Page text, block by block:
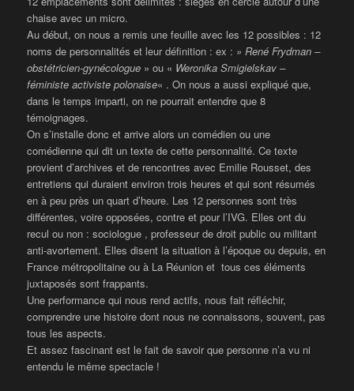
chaise avec un micro.
Au début, on nous a remis une feuille avec les 12 possibles : 12
noms de personnalités et leur définition : ex : » René Frydman –
obstétricien-gynécologue » ou « Weronika Smigielskav –
féministe activiste polonaise« . On nous a aussi expliqué que,
dans le temps imparti, on ne pourrait entendre que 8
témoignages.
On s’installe donc et arrive alors un comédien ou une
comédienne qui dit un texte de cette personnalité. Ce texte
provient d’archives et de rencontres avec Emilie Rousset, des
entretiens qui duraient environ trois heures et qui sont résumés
en à peu près un quart d’heure. Les 12 personnes sont très
différentes, voire opposées, contre et pour l’IVG. Elles ont du
recul ou non : sociologue , professeur de droit public ou militant
anti-avortement. Elles disent la situation à l’époque ou depuis, en
France métropolitaine ou à La Réunion et tous ces éléments
juxtaposés sont frappants.
Une performance qui nous rend actifs, nous fait réfléchir,
comprendre une histoire dont nous ne connaissons, souvent, pas
tous les aspects.
Et assez fascinant est le fait de savoir que personne n’a vu ni
entendu le même spectacle !